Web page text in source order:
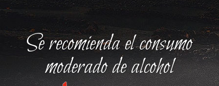
Se recomienda el consumo
moderado de alcohol